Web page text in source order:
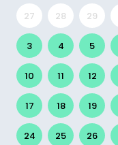
27 28 29
3 4 5
10 11 12
17 18 19
24 25 26